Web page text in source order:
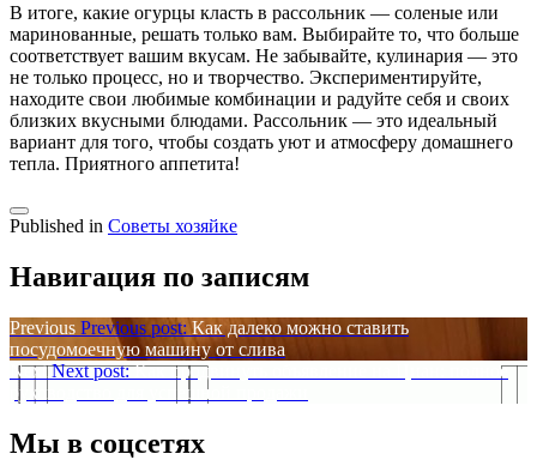
В итоге, какие огурцы класть в рассольник — соленые или
маринованные, решать только вам. Выбирайте то, что больше
соответствует вашим вкусам. Не забывайте, кулинария — это
не только процесс, но и творчество. Экспериментируйте,
находите свои любимые комбинации и радуйте себя и своих
близких вкусными блюдами. Рассольник — это идеальный
вариант для того, чтобы создать уют и атмосферу домашнего
тепла. Приятного аппетита!
Published in Советы хозяйке
Навигация по записям
Previous Previous post: Как далеко можно ставить
посудомоечную машину от слива
Next Next post: Как продвинуть объявление на Циан: полное
руководство для успешной продажи
Мы в соцсетях